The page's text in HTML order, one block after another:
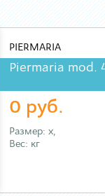
PIERMARIA
Piermaria mod.
0 руб.
Размер: х,
Вес: кг